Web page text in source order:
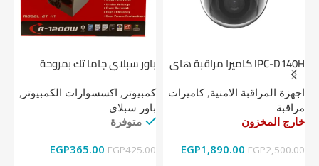
IPC-D140H كاميرا مراقبة هاى
لوك داخلية 4 ميجا
اجهزة المراقبة الامنية,كاميرات
مراقبة
خارج المخزون
EGP2,500.00
EGP1,890.00
باور سبلاي جاما تك بمروحة
كمبيوتر , اكسسوارات الكمبيوتر ,
باور سبلاى
متوفرة
EGP425.00
EGP365.00